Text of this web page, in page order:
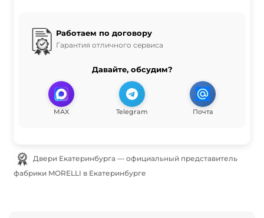
Работаем по договору
Гарантия отличного сервиса
Давайте, обсудим?
MAX Telegram Почта
Двери Екатеринбурга — официальный представитель
фабрики MORELLI в Екатеринбурге